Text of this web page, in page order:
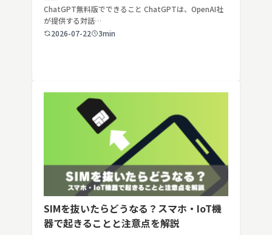
ChatGPT無料版でできること ChatGPTは、OpenAI社
が提供する対話…
2026-07-22
3min
SIMを抜いたらどうなる？スマホ・IoT機
器で起きることと注意点を解説